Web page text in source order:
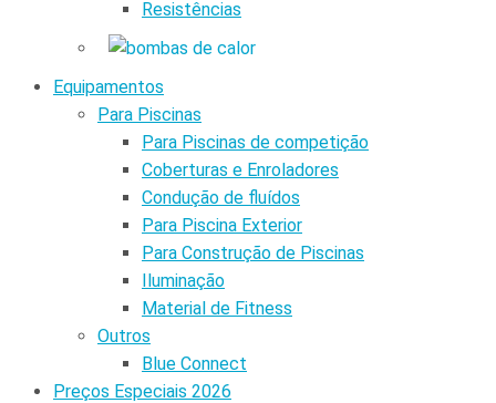
Resistências
Equipamentos
Para Piscinas
Para Piscinas de competição
Coberturas e Enroladores
Condução de fluídos
Para Piscina Exterior
Para Construção de Piscinas
Iluminação
Material de Fitness
Outros
Blue Connect
Preços Especiais 2026